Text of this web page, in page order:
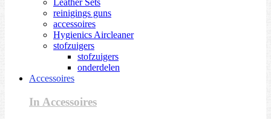
Leather Sets
reinigings guns
accessoires
Hygienics Aircleaner
stofzuigers
stofzuigers
onderdelen
Accessoires
In Accessoires